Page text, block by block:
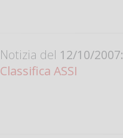
Notizia del 12/10/2007:
Classifica ASSI